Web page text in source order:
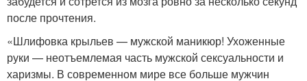
после прочтения.
«Шлифовка крыльев — мужской маникюр! Ухоженные
руки — неотъемлемая часть мужской сексуальности и
харизмы. В современном мире все больше мужчин